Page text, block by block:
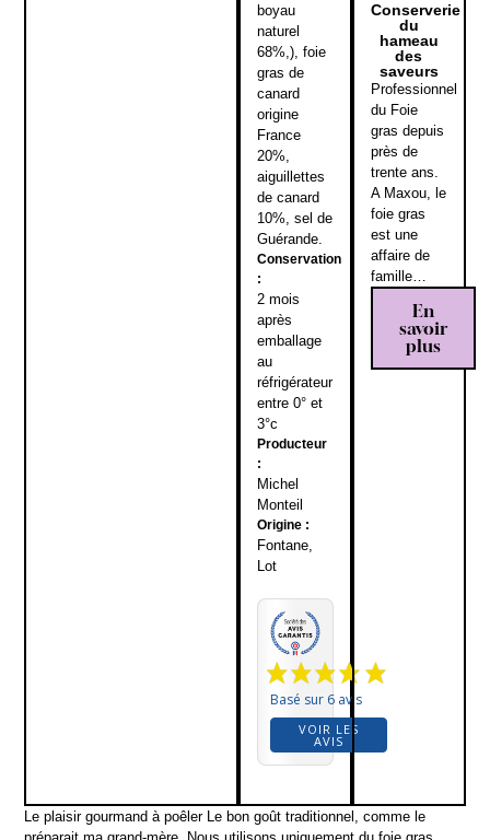
boyau
naturel
68%,), foie
gras de
canard
origine
France
20%,
aiguillettes
de canard
10%, sel de
Guérande.
Conservation
:
2 mois
après
emballage
au
réfrigérateur
entre 0° et
3°c
Producteur
:
Michel
Monteil
Origine :
Fontane,
Lot
Basé sur 6 avis
VOIR LES
AVIS
Conserverie
du
hameau
des
saveurs
Professionnel
du Foie
gras depuis
près de
trente ans.
A Maxou, le
foie gras
est une
affaire de
famille…
En
savoir
plus
Le plaisir gourmand à poêler Le bon goût traditionnel, comme le